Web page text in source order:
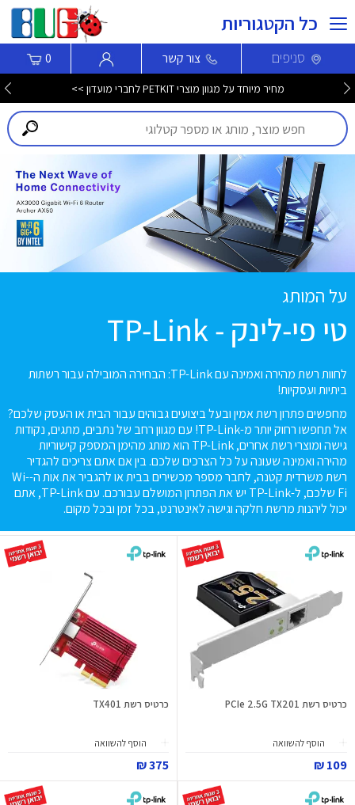
כל הקטגוריות
סניפים צור קשר 0
מחיר מיוחד על מגוון מוצרי PETKIT לחברי מועדון >>
על המותג
טי פי-לינק - TP-Link
לחוות רשת מהירה ואמינה עם TP-Link: הבחירה המובילה עבור רשתות
ביתיות ועסקיות!
מחפשים פתרון רשת אמין ובעל ביצועים גבוהים עבור הבית או העסק שלכם?
אל תחפשו רחוק יותר מ-TP-Link! עם מגוון רחב של נתבים, מתגים, נקודות
גישה ומוצרי רשת אחרים, TP-Link הוא מותג מהימן המספק קישוריות
מהירה ואמינה שעונה על כל הצרכים שלכם. בין אם אתם צריכים להגדיר
רשת משרדית קטנה, לחבר מספר מכשירים בבית או להגביר את אות ה-Wi-
Fi שלכם, ל-TP-Link יש את הפתרון המושלם עבורכם. עם TP-Link, אתם
יכול ליהנות מרשת חלקה וגישה לאינטרנט, בכל זמן ובכל מקום.
כרטיס רשת TX201 ‏G‏2.5 ‏PCIe
הוסף להשוואה
109 ₪
כרטיס רשת TX401
הוסף להשוואה
375 ₪